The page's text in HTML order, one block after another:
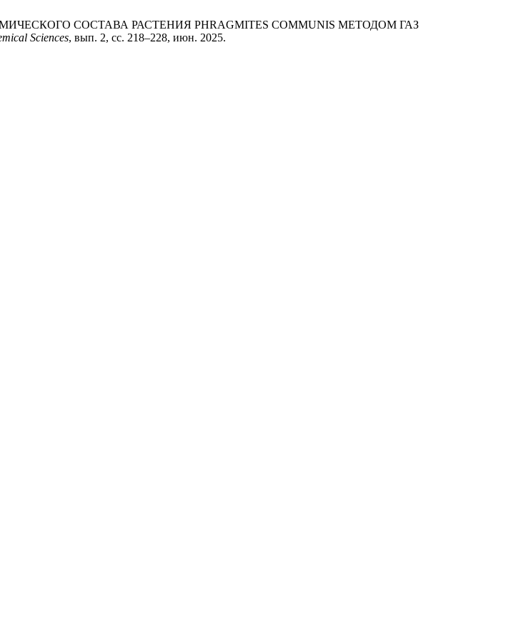
ХИМИЧЕСКОГО СОСТАВА РАСТЕНИЯ PHRAGMITES COMMUNIS МЕТОДОМ ГАЗ
Sciences, вып. 2, сс. 218–228, июн. 2025.